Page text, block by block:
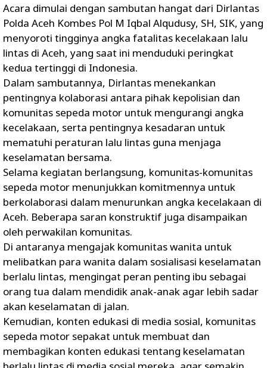
Acara dimulai dengan sambutan hangat dari Dirlantas
Polda Aceh Kombes Pol M Iqbal Alqudusy, SH, SIK, yang
menyoroti tingginya angka fatalitas kecelakaan lalu
lintas di Aceh, yang saat ini menduduki peringkat
kedua tertinggi di Indonesia.
Dalam sambutannya, Dirlantas menekankan
pentingnya kolaborasi antara pihak kepolisian dan
komunitas sepeda motor untuk mengurangi angka
kecelakaan, serta pentingnya kesadaran untuk
mematuhi peraturan lalu lintas guna menjaga
keselamatan bersama.
Selama kegiatan berlangsung, komunitas-komunitas
sepeda motor menunjukkan komitmennya untuk
berkolaborasi dalam menurunkan angka kecelakaan di
Aceh. Beberapa saran konstruktif juga disampaikan
oleh perwakilan komunitas.
Di antaranya mengajak komunitas wanita untuk
melibatkan para wanita dalam sosialisasi keselamatan
berlalu lintas, mengingat peran penting ibu sebagai
orang tua dalam mendidik anak-anak agar lebih sadar
akan keselamatan di jalan.
Kemudian, konten edukasi di media sosial, komunitas
sepeda motor sepakat untuk membuat dan
membagikan konten edukasi tentang keselamatan